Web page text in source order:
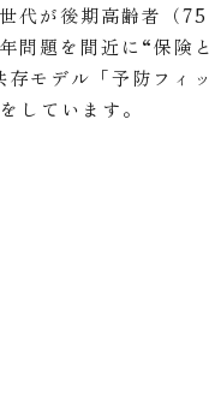
代が後期高齢者（75
問題を間近に“保険と
モデル「予防フィッ
しています。